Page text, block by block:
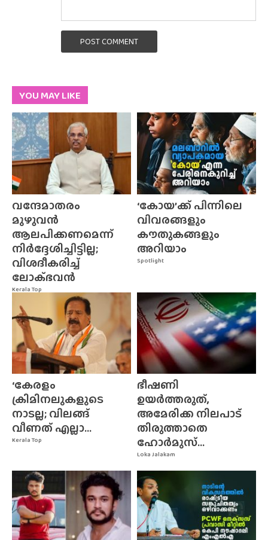
POST COMMENT
YOU MAY LIKE
Kerala Top
വന്ദേമാതരം
മുഴുവൻ
ആലപിക്കണമെന്ന്
നിർദ്ദേശിച്ചിട്ടില്ല;
വിശദീകരിച്ച്
ലോക്‌ഭവൻ
Spotlight
‘കോയ’ക്ക് പിന്നിലെ
വിവരങ്ങളും
കൗതുകങ്ങളും
അറിയാം
Kerala Top
‘കേരളം
ക്രിമിനലുകളുടെ
നാടല്ല; വിലങ്ങ്
വീണത് എല്ലാ...
Loka Jalakam
ഭീഷണി
ഉയർത്തരുത്,
അമേരിക്ക നിലപാട്
തിരുത്താതെ
ഹോർമുസ്...